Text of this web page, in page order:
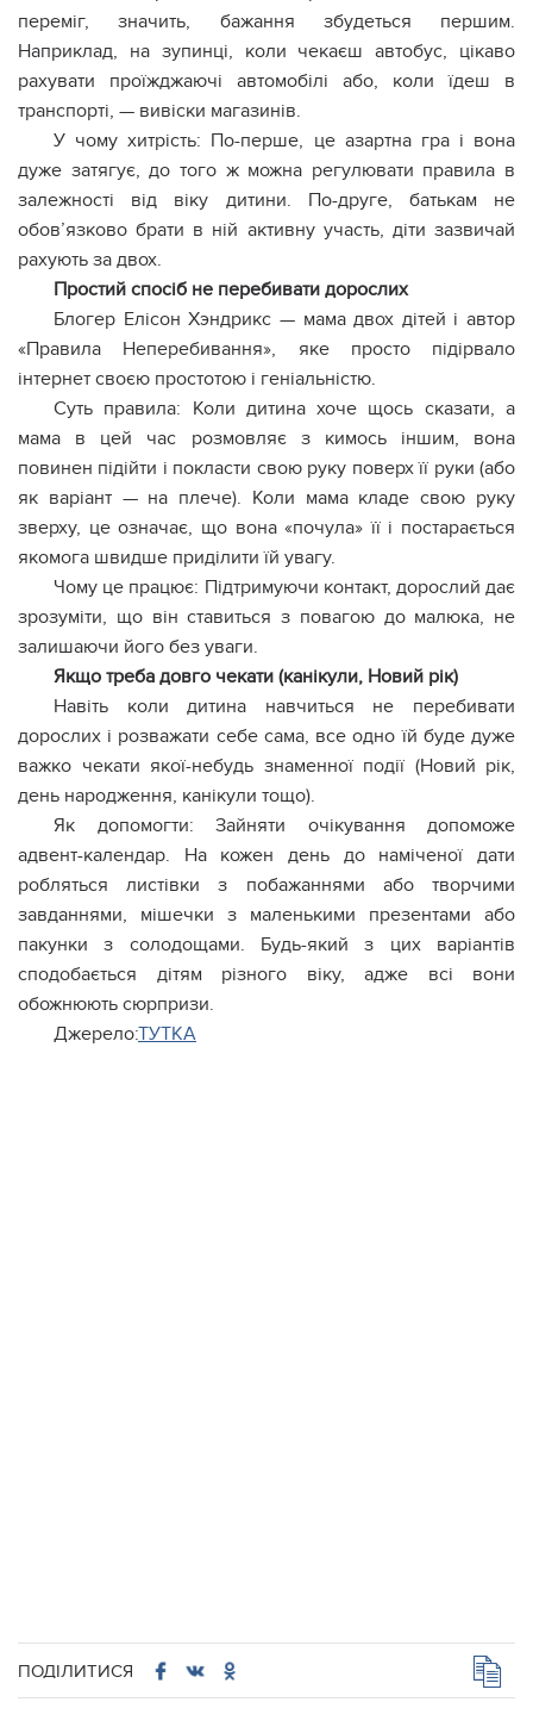
переміг, значить, бажання збудеться першим.
Наприклад, на зупинці, коли чекаєш автобус, цікаво
рахувати проїжджаючі автомобілі або, коли їдеш в
транспорті, — вивіски магазинів.
У чому хитрість: По-перше, це азартна гра і вона
дуже затягує, до того ж можна регулювати правила в
залежності від віку дитини. По-друге, батькам не
обов’язково брати в ній активну участь, діти зазвичай
рахують за двох.
Простий спосіб не перебивати дорослих
Блогер Елісон Хэндрикс — мама двох дітей і автор
«Правила Неперебивання», яке просто підірвало
інтернет своєю простотою і геніальністю.
Суть правила: Коли дитина хоче щось сказати, а
мама в цей час розмовляє з кимось іншим, вона
повинен підійти і покласти свою руку поверх її руки (або
як варіант — на плече). Коли мама кладе свою руку
зверху, це означає, що вона «почула» її і постарається
якомога швидше приділити їй увагу.
Чому це працює: Підтримуючи контакт, дорослий дає
зрозуміти, що він ставиться з повагою до малюка, не
залишаючи його без уваги.
Якщо треба довго чекати (канікули, Новий рік)
Навіть коли дитина навчиться не перебивати
дорослих і розважати себе сама, все одно їй буде дуже
важко чекати якої-небудь знаменної події (Новий рік,
день народження, канікули тощо).
Як допомогти: Зайняти очікування допоможе
адвент-календар. На кожен день до наміченої дати
робляться листівки з побажаннями або творчими
завданнями, мішечки з маленькими презентами або
пакунки з солодощами. Будь-який з цих варіантів
сподобається дітям різного віку, адже всі вони
обожнюють сюрпризи.
Джерело:ТУТКА
ПОДІЛИТИСЯ